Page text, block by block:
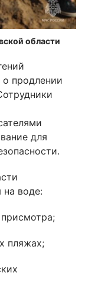
области
продлении
для
на воде:
пляжах;